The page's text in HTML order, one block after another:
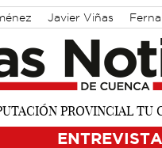
Javier Viñas
José